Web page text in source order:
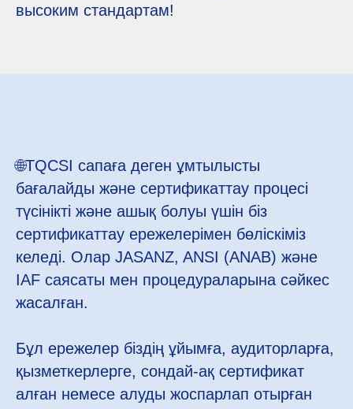
высоким стандартам!
🌐TQCSI сапаға деген ұмтылысты
бағалайды және сертификаттау процесі
түсінікті және ашық болуы үшін біз
сертификаттау ережелерімен бөліскіміз
келеді. Олар JASANZ, ANSI (ANAB) және
IAF саясаты мен процедураларына сәйкес
жасалған.
Бұл ережелер біздің ұйымға, аудиторларға,
қызметкерлерге, сондай-ақ сертификат
алған немесе алуды жоспарлап отырған